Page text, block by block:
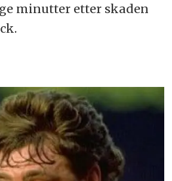
minutter etter skaden